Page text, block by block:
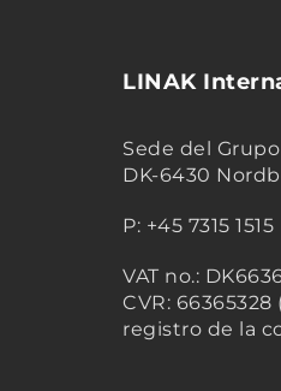
LINAK
Sede del Grupo
DK-6430
P: +45 7315 1515
VAT no.:
CVR:
registro de la